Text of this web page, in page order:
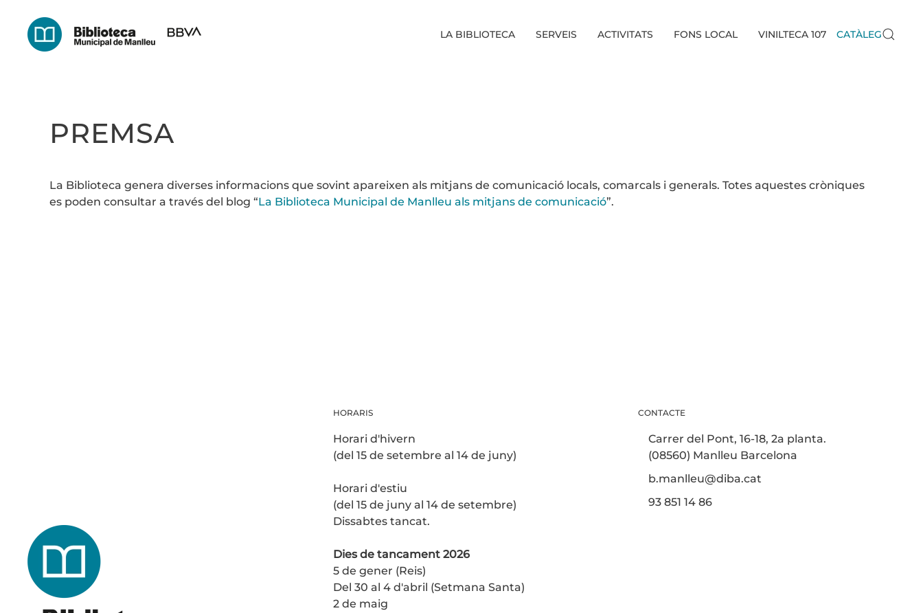
Skip
to
LA BIBLIOTECA SERVEIS ACTIVITATS FONS LOCAL VINILTECA 107 CATÀLEG
PREMSA
La Biblioteca genera diverses informacions que sovint apareixen als mitjans de comunicació locals, comarcals i generals. Totes aquestes cròniques
es poden consultar a través del blog “La Biblioteca Municipal de Manlleu als mitjans de comunicació”.
HORARIS
Horari d'hivern
(del 15 de setembre al 14 de juny)
Horari d'estiu
(del 15 de juny al 14 de setembre)
Dissabtes tancat.
Dies de tancament 2026
5 de gener (Reis)
Del 30 al 4 d'abril (Setmana Santa)
2 de maig
CONTACTE
Carrer del Pont, 16-18, 2a planta.
(08560) Manlleu Barcelona
b.manlleu@diba.cat
93 851 14 86